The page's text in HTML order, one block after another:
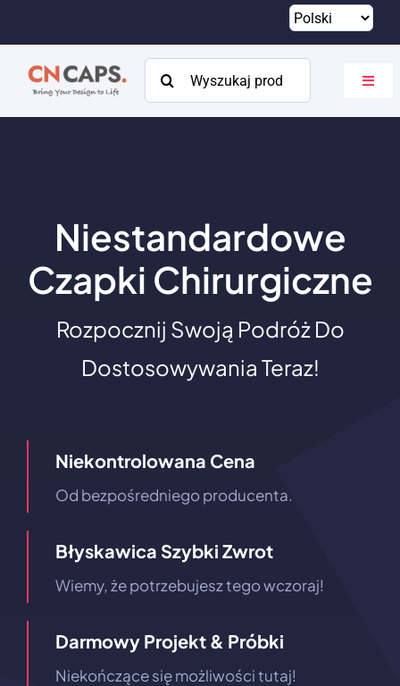
treści
Szukaj:
KatalogNiestandardowe
Czapki Chirurgiczne
Rozpocznij Swoją Podróż Do
Dostosowywania Teraz!
Niekontrolowana Cena
Od bezpośredniego producenta.
Błyskawica Szybki Zwrot
Wiemy, że potrzebujesz tego wczoraj!
Darmowy Projekt & Próbki
Niekończące się możliwości tutaj!